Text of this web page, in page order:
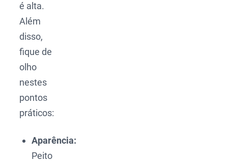
é alta.
Além
disso,
fique de
olho
nestes
pontos
práticos:
Aparência:
Peito